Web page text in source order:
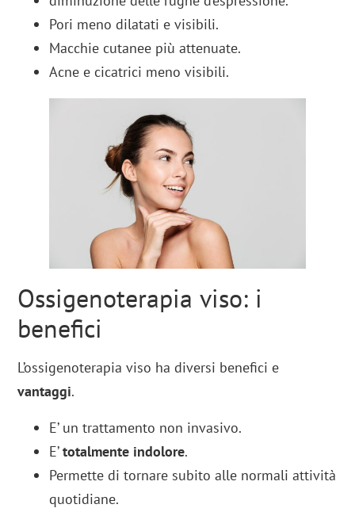
Pori meno dilatati e visibili.
Macchie cutanee più attenuate.
Acne e cicatrici meno visibili.
Ossigenoterapia viso: i
benefici
L’ossigenoterapia viso ha diversi benefici e
vantaggi.
E’ un trattamento non invasivo.
E’totalmente indolore.
Permette di tornare subito alle normali attività
quotidiane.